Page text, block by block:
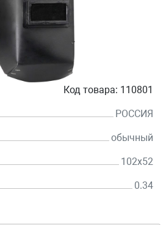
Код товара: 110801
РОССИЯ
обычный
102x52
0.34